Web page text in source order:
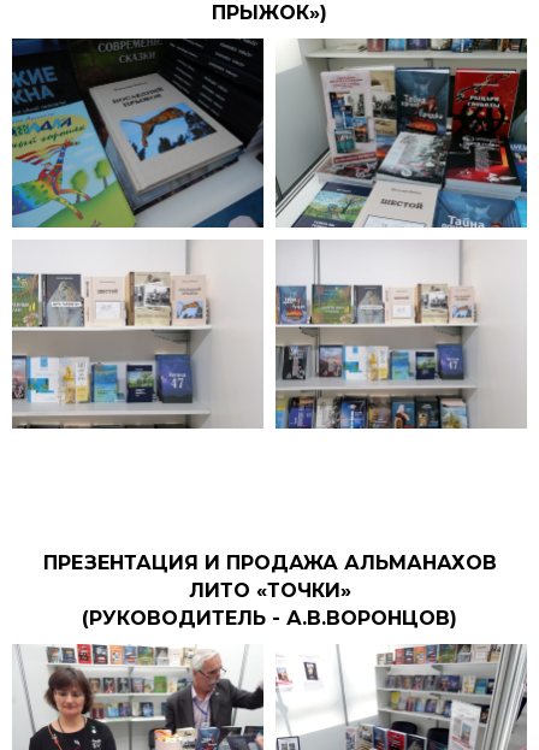
ПРЫЖОК»)
ПРЕЗЕНТАЦИЯ И ПРОДАЖА АЛЬМАНАХОВ
ЛИТО «ТОЧКИ»
(РУКОВОДИТЕЛЬ - А.В.ВОРОНЦОВ)